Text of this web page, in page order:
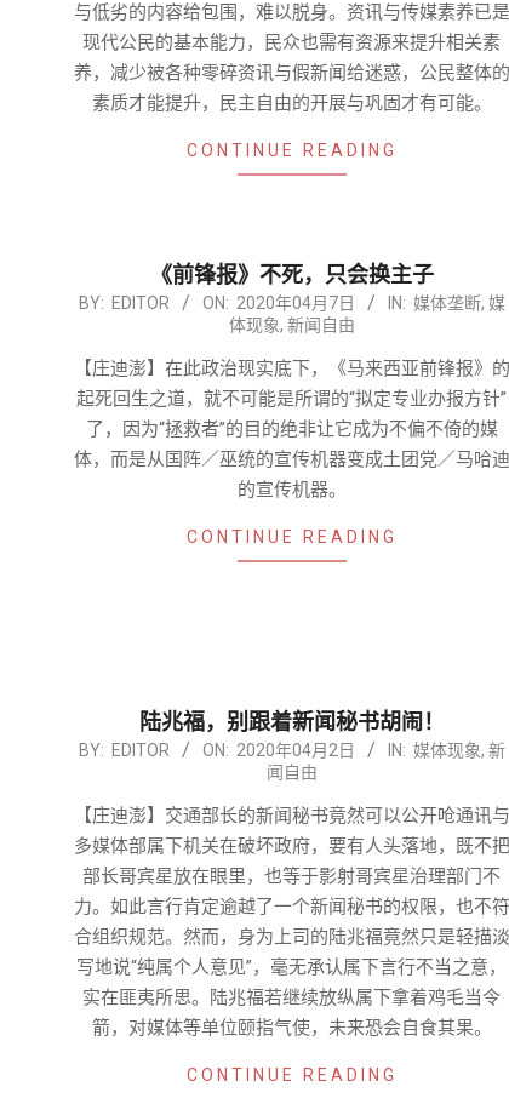
与低劣的内容给包围，难以脱身。资讯与传媒素养已是
现代公民的基本能力，民众也需有资源来提升相关素
养，减少被各种零碎资讯与假新闻给迷惑，公民整体的
素质才能提升，民主自由的开展与巩固才有可能。
CONTINUE READING
《前锋报》不死，只会换主子
2020-
07
BY: EDITOR ON: 2020年04月7日 IN: 媒体垄断, 媒
体现象, 新闻自由
【庄迪澎】在此政治现实底下，《马来西亚前锋报》的
起死回生之道，就不可能是所谓的“拟定专业办报方针”
了，因为“拯救者”的目的绝非让它成为不偏不倚的媒
体，而是从国阵／巫统的宣传机器变成土团党／马哈迪
的宣传机器。
CONTINUE READING
陆兆福，别跟着新闻秘书胡闹！
2020-
02
BY: EDITOR ON: 2020年04月2日 IN: 媒体现象, 新
闻自由
【庄迪澎】交通部长的新闻秘书竟然可以公开呛通讯与
多媒体部属下机关在破坏政府，要有人头落地，既不把
部长哥宾星放在眼里，也等于影射哥宾星治理部门不
力。如此言行肯定逾越了一个新闻秘书的权限，也不符
合组织规范。然而，身为上司的陆兆福竟然只是轻描淡
写地说“纯属个人意见”，毫无承认属下言行不当之意，
实在匪夷所思。陆兆福若继续放纵属下拿着鸡毛当令
箭，对媒体等单位颐指气使，未来恐会自食其果。
CONTINUE READING